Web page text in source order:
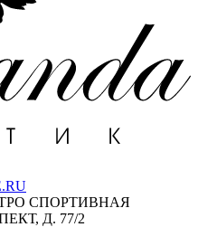
СПОРТИВНАЯ
Д. 77/2